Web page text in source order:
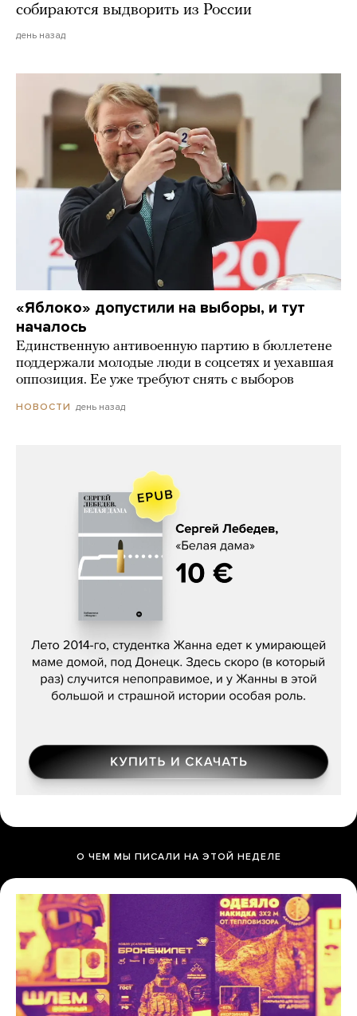
собираются выдворить из России
день назад
«Яблоко» допустили на выборы, и тут
началось
Единственную антивоенную партию в бюллетене
поддержали молодые люди в соцсетях и уехавшая
оппозиция. Ее уже требуют снять с выборов
НОВОСТИ день назад
Сергей Лебедев, «Белая дама»
О ЧЕМ МЫ ПИСАЛИ НА ЭТОЙ НЕДЕЛЕ